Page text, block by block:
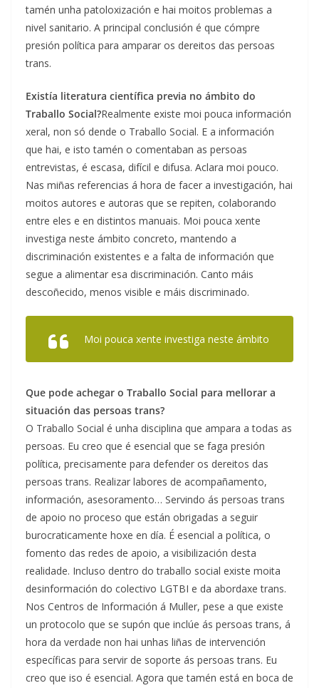
tamén unha patoloxización e hai moitos problemas a
nivel sanitario. A principal conclusión é que cómpre
presión política para amparar os dereitos das persoas
trans.
Existía literatura científica previa no ámbito do
Traballo Social?Realmente existe moi pouca información
xeral, non só dende o Traballo Social. E a información
que hai, e isto tamén o comentaban as persoas
entrevistas, é escasa, difícil e difusa. Aclara moi pouco.
Nas miñas referencias á hora de facer a investigación, hai
moitos autores e autoras que se repiten, colaborando
entre eles e en distintos manuais. Moi pouca xente
investiga neste ámbito concreto, mantendo a
discriminación existentes e a falta de información que
segue a alimentar esa discriminación. Canto máis
descoñecido, menos visible e máis discriminado.
Moi pouca xente investiga neste ámbito
Que pode achegar o Traballo Social para mellorar a
situación das persoas trans?
O Traballo Social é unha disciplina que ampara a todas as
persoas. Eu creo que é esencial que se faga presión
política, precisamente para defender os dereitos das
persoas trans. Realizar labores de acompañamento,
información, asesoramento… Servindo ás persoas trans
de apoio no proceso que están obrigadas a seguir
burocraticamente hoxe en día. É esencial a política, o
fomento das redes de apoio, a visibilización desta
realidade. Incluso dentro do traballo social existe moita
desinformación do colectivo LGTBI e da abordaxe trans.
Nos Centros de Información á Muller, pese a que existe
un protocolo que se supón que inclúe ás persoas trans, á
hora da verdade non hai unhas liñas de intervención
específicas para servir de soporte ás persoas trans. Eu
creo que iso é esencial. Agora que tamén está en boca de